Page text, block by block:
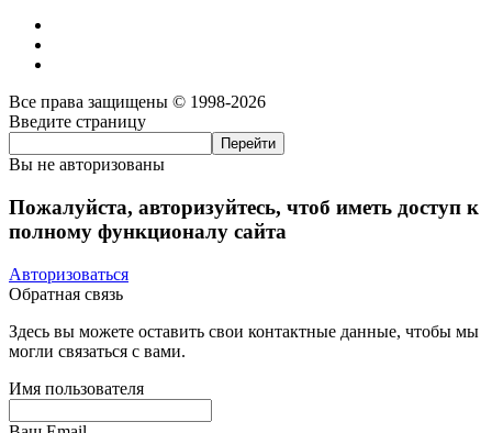
Все права защищены © 1998-2026
Введите страницу
Вы не авторизованы
Пожалуйста, авторизуйтесь, чтоб иметь доступ к
полному функционалу сайта
Авторизоваться
Обратная связь
Здесь вы можете оставить свои контактные данные, чтобы мы
могли связаться с вами.
Имя пользователя